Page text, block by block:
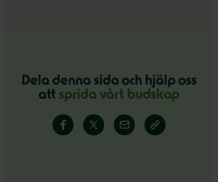
Dela denna sida och hjälp oss
att sprida vårt budskap